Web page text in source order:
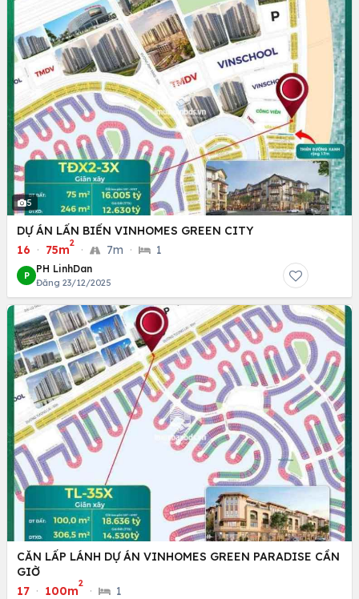
5
DỰ ÁN LẤN BIỂN VINHOMES GREEN CITY
16 · 75m
2
· 7m · 1
P
PH LinhDan
Đăng 23/12/2025
CĂN LẤP LÁNH DỰ ÁN VINHOMES GREEN PARADISE CẦN
GIỜ
17 · 100m
2
· 1